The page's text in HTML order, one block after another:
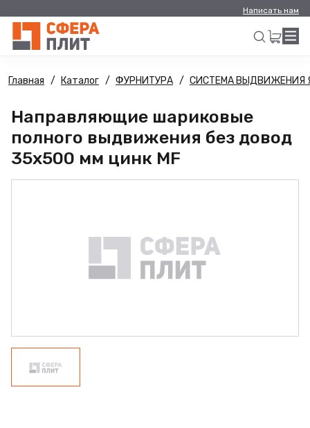
Написать нам
Искать
Главная Каталог ФУРНИТУРА СИСТЕМА ВЫДВИЖЕНИЯ
Направляющие шариковые
полного выдвижения без довод
35х500 мм цинк MF